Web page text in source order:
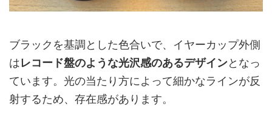
ブラックを基調とした色合いで、イヤーカップ外側
はレコード盤のような光沢感のあるデザインとなっ
ています。光の当たり方によって細かなラインが反
射するため、存在感があります。